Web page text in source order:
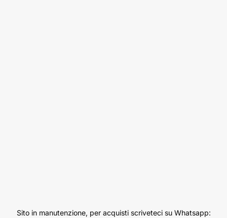
Sito in manutenzione, per acquisti scriveteci su Whatsapp: